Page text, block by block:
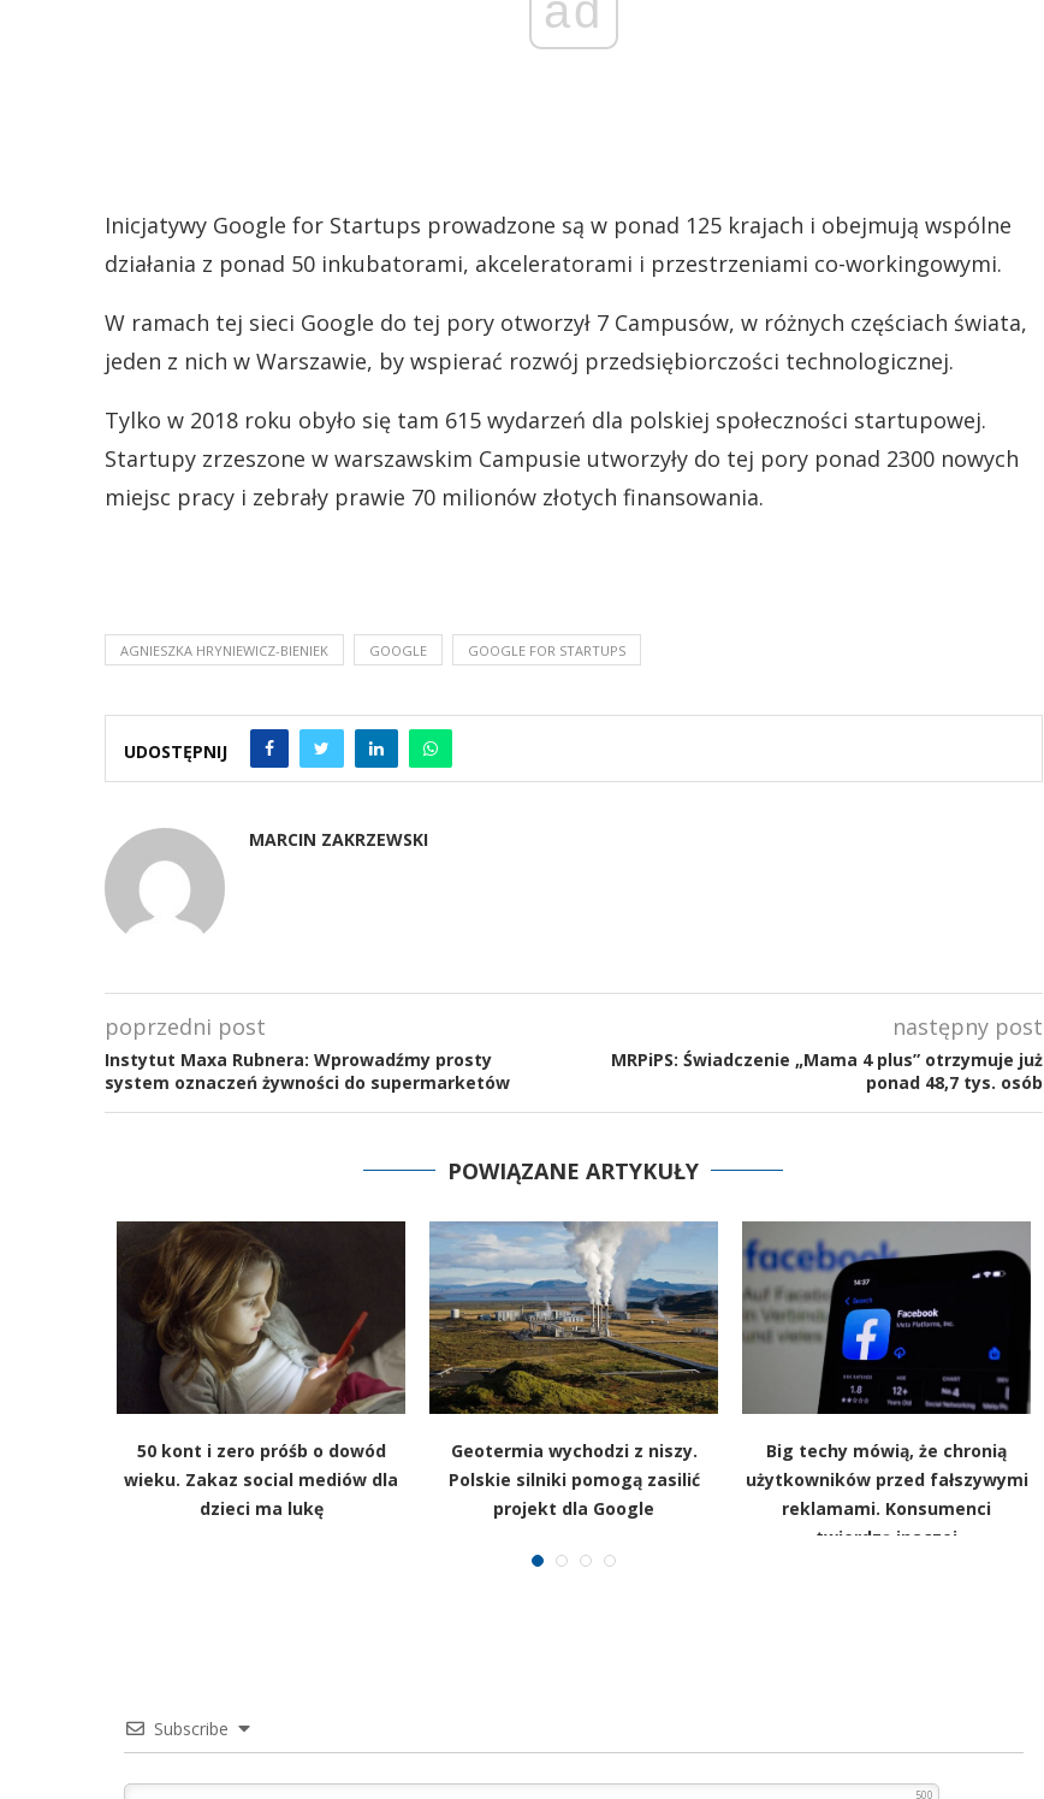
Inicjatywy Google for Startups prowadzone są w ponad 125 krajach i obejmują wspólne
działania z ponad 50 inkubatorami, akceleratorami i przestrzeniami co-workingowymi.
W ramach tej sieci Google do tej pory otworzył 7 Campusów, w różnych częściach świata,
jeden z nich w Warszawie, by wspierać rozwój przedsiębiorczości technologicznej.
Tylko w 2018 roku obyło się tam 615 wydarzeń dla polskiej społeczności startupowej.
Startupy zrzeszone w warszawskim Campusie utworzyły do tej pory ponad 2300 nowych
miejsc pracy i zebrały prawie 70 milionów złotych finansowania.
AGNIESZKA HRYNIEWICZ-BIENIEK GOOGLE GOOGLE FOR STARTUPS
UDOSTĘPNIJ
MARCIN ZAKRZEWSKI
poprzedni post
Instytut Maxa Rubnera: Wprowadźmy prosty
system oznaczeń żywności do supermarketów
następny post
MRPiPS: Świadczenie „Mama 4 plus” otrzymuje już
ponad 48,7 tys. osób
POWIĄZANE ARTYKUŁY
50 kont i zero próśb o dowód
wieku. Zakaz social mediów dla
dzieci ma lukę
Geotermia wychodzi z niszy.
Polskie silniki pomogą zasilić
projekt dla Google
Big techy mówią, że chronią
użytkowników przed fałszywymi
reklamami. Konsumenci
twierdzą inaczej
Subscribe
500